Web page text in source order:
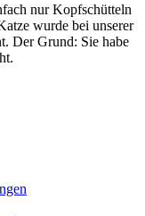
nur Kopfschütteln
wurde bei unserer
Der Grund: Sie habe